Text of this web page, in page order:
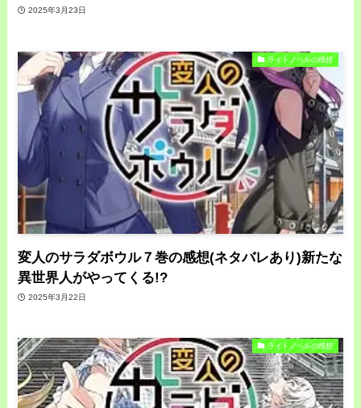
2025年3月23日
ライトノベルの感想
変人のサラダボウル７巻の感想(ネタバレあり)新たな
異世界人がやってくる!?
2025年3月22日
ライトノベルの感想